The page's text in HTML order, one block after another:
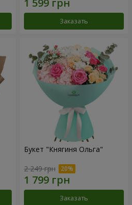
Заказать
Букет "Княгиня Ольга"
2 249 грн
Заказать